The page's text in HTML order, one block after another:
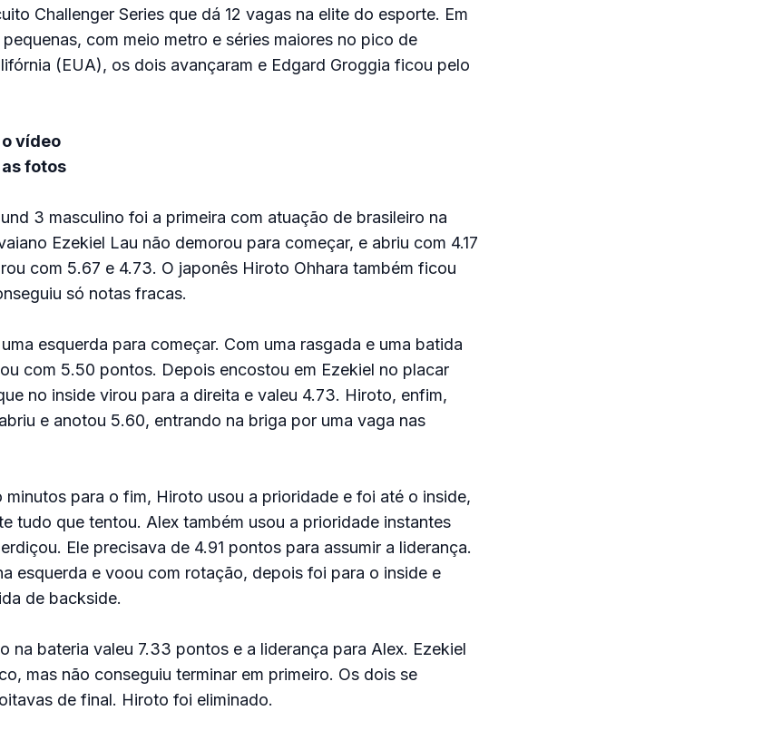
Challenger Series que dá 12 vagas na elite do esporte. Em
com meio metro e séries maiores no pico de
(EUA), os dois avançaram e Edgard Groggia ficou pelo
vídeo
fotos
3 masculino foi a primeira com atuação de brasileiro na
Ezekiel Lau não demorou para começar, e abriu com 4.17
com 5.67 e 4.73. O japonês Hiroto Ohhara também ficou
só notas fracas.
esquerda para começar. Com uma rasgada e uma batida
com 5.50 pontos. Depois encostou em Ezekiel no placar
no inside virou para a direita e valeu 4.73. Hiroto, enfim,
e anotou 5.60, entrando na briga por uma vaga nas
minutos para o fim, Hiroto usou a prioridade e foi até o inside,
tudo que tentou. Alex também usou a prioridade instantes
Ele precisava de 4.91 pontos para assumir a liderança.
esquerda e voou com rotação, depois foi para o inside e
de backside.
na bateria valeu 7.33 pontos e a liderança para Alex. Ezekiel
mas não conseguiu terminar em primeiro. Os dois se
de final. Hiroto foi eliminado.